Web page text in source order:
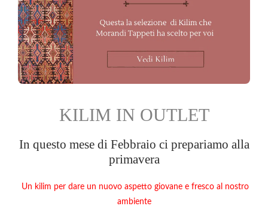
KILIM IN OUTLET
In questo mese di Febbraio ci prepariamo alla
primavera
Un kilim per dare un nuovo aspetto giovane e fresco al nostro
ambiente